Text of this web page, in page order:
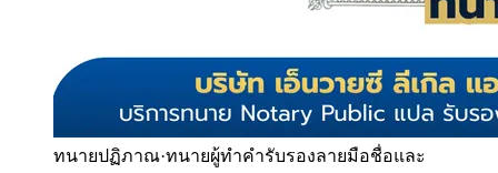
ทนายปฏิภาณ·ทนายผู้ทำคำรับรองลายมือชื่อและ